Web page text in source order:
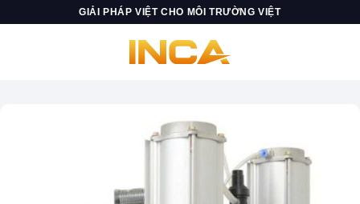
GIẢI PHÁP VIỆT CHO MÔI TRƯỜNG VIỆT